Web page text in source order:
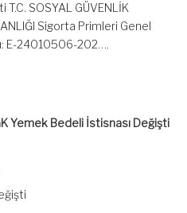
T.C. SOSYAL GÜVENLİK
Sigorta Primleri Genel
E-24010506-202….
Yemek Bedeli İstisnası Değişti